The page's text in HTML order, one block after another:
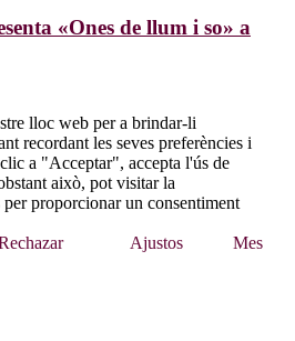
«Ones de llum i so» a
lloc web per a brindar-li
recordant les seves preferències i
a "Acceptar", accepta l'ús de
això, pot visitar la
proporcionar un consentiment
Ajustos
Mes